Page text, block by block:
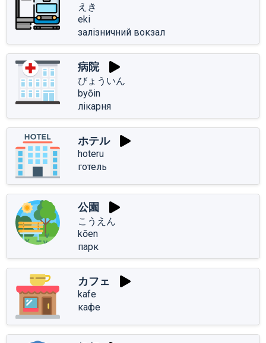
えき
eki
залізничний вокзал
病院
びょういん
byōin
лікарня
ホテル
hoteru
готель
公園
こうえん
kōen
парк
カフェ
kafe
кафе